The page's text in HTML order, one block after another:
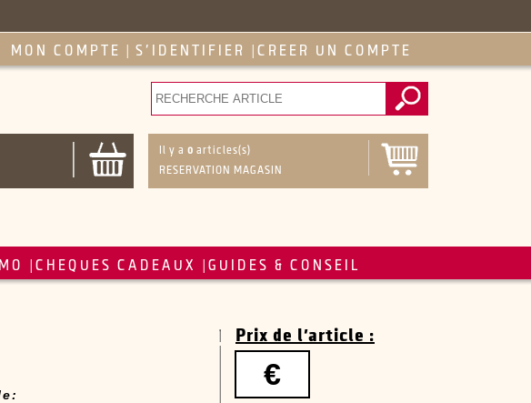
MON COMPTE S'IDENTIFIER CREER UN COMPTE
Il y a 0 articles(s)
RESERVATION MAGASIN
CHEQUES CADEAUX GUIDES & CONSEIL
Prix de l'article :
€